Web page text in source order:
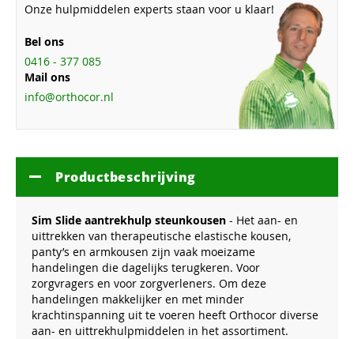
Onze hulpmiddelen experts staan voor u klaar!
Bel ons
0416 - 377 085
Mail ons
info@orthocor.nl
Productbeschrijving
Sim Slide aantrekhulp steunkousen - Het aan- en
uittrekken van therapeutische elastische kousen,
panty’s en armkousen zijn vaak moeizame
handelingen die dagelijks terugkeren. Voor
zorgvragers en voor zorgverleners. Om deze
handelingen makkelijker en met minder
krachtinspanning uit te voeren heeft Orthocor diverse
aan- en uittrekhulpmiddelen in het assortiment.